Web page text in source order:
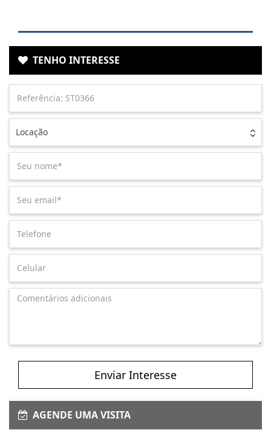
TENHO INTERESSE
Locação
Enviar Interesse
AGENDE UMA VISITA